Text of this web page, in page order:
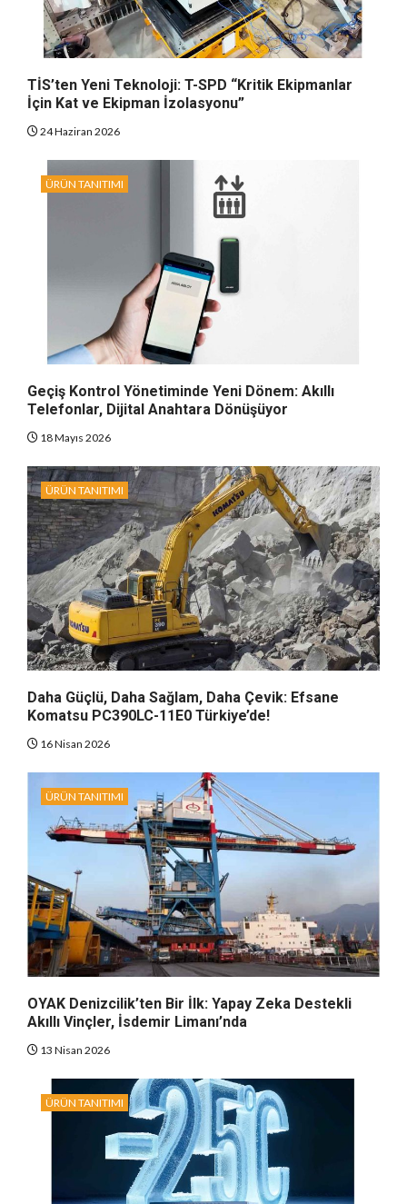
TİS’ten Yeni Teknoloji: T-SPD “Kritik Ekipmanlar
İçin Kat ve Ekipman İzolasyonu”
24 Haziran 2026
ÜRÜN TANITIMI
Geçiş Kontrol Yönetiminde Yeni Dönem: Akıllı
Telefonlar, Dijital Anahtara Dönüşüyor
18 Mayıs 2026
ÜRÜN TANITIMI
Daha Güçlü, Daha Sağlam, Daha Çevik: Efsane
Komatsu PC390LC-11E0 Türkiye’de!
16 Nisan 2026
ÜRÜN TANITIMI
OYAK Denizcilik’ten Bir İlk: Yapay Zeka Destekli
Akıllı Vinçler, İsdemir Limanı’nda
13 Nisan 2026
ÜRÜN TANITIMI